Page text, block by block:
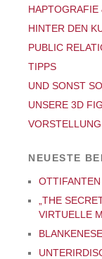
HAPTOGRAFIE
HINTER DEN
PUBLIC
TIPPS
UND SONST SO
UNSERE 3D
NEUESTE
„THE
VIRTUELLE